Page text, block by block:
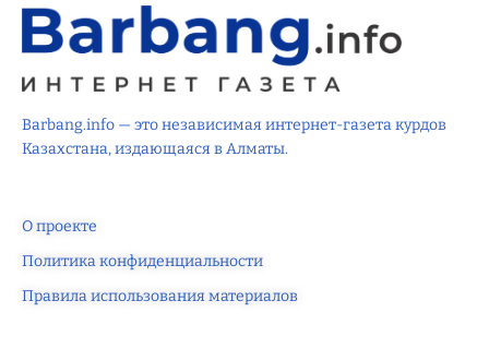
Barbang.info — это независимая интернет-газета курдов
Казахстана, издающаяся в Алматы.
О проекте
Политика конфиденциальности
Правила использования материалов